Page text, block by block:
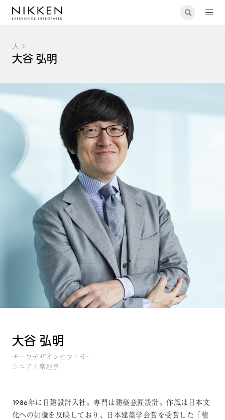
人
大谷 弘明
大谷 弘明
チーフデザインオフィサー
シニア上席理事
1986年に日建設計入社。専門は建築意匠設計。作風は日本文
化への知識を反映しており、日本建築学会賞を受賞した「積